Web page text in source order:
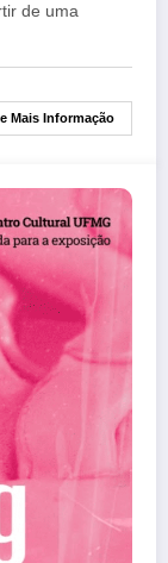
de uma
Mais Informação